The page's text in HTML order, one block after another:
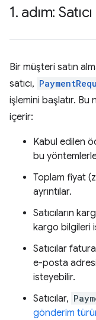
1. adım:
Bir müşteri satın
satıcı,
işlemini başlatır. Bu
içerir:
Kabul edilen
bu
Toplam fiyat
ayrıntılar.
Satıcıların
kargo bilgileri
Satıcılar
e-posta
isteyebilir.
Satıcılar,
gönderim